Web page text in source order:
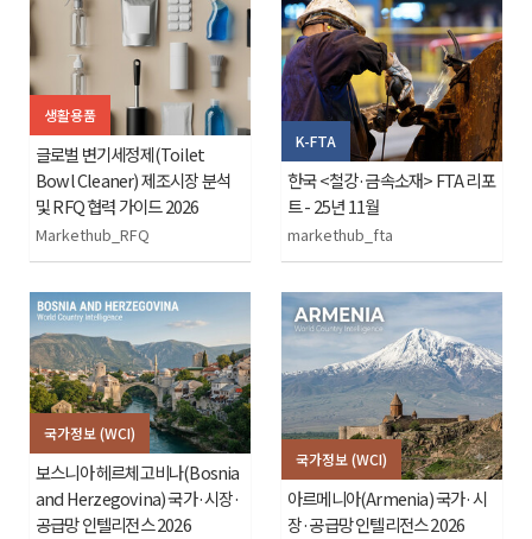
생활용품
글로벌 변기세정제(Toilet
Bowl Cleaner) 제조시장 분석
및 RFQ 협력 가이드 2026
Markethub_RFQ
K-FTA
한국 <철강·금속소재> FTA 리포
트 - 25년 11월
markethub_fta
국가정보 (WCI)
보스니아 헤르체고비나(Bosnia
and Herzegovina) 국가·시장·
공급망 인텔리전스 2026
국가정보 (WCI)
아르메니아(Armenia) 국가·시
장·공급망 인텔리전스 2026